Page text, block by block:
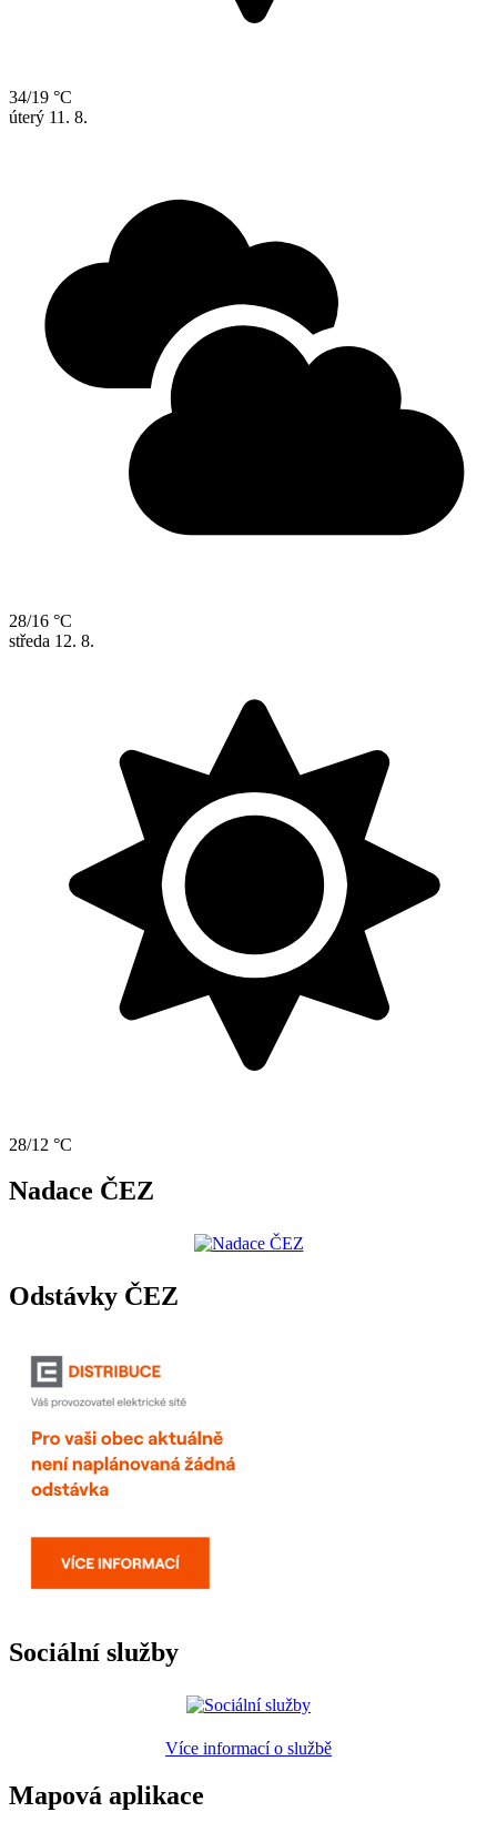
34/19 °C
úterý 11. 8.
28/16 °C
středa 12. 8.
28/12 °C
Nadace ČEZ
Odstávky ČEZ
Sociální služby
Více informací o službě
Mapová aplikace